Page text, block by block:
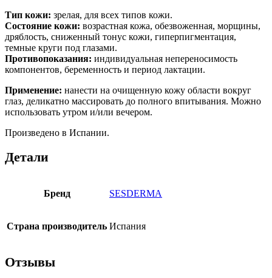
Тип кожи: зрелая, для всех типов кожи.
Состояние кожи: возрастная кожа, обезвоженная, морщины,
дряблость, сниженный тонус кожи, гиперпигментация,
темные круги под глазами.
Противопоказания: индивидуальная непереносимость
компонентов, беременность и период лактации.
Применение: нанести на очищенную кожу области вокруг
глаз, деликатно массировать до полного впитывания. Можно
использовать утром и/или вечером.
Произведено в Испании.
Детали
Бренд SESDERMA
Страна производитель Испания
Отзывы